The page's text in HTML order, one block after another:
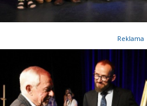
Reklama